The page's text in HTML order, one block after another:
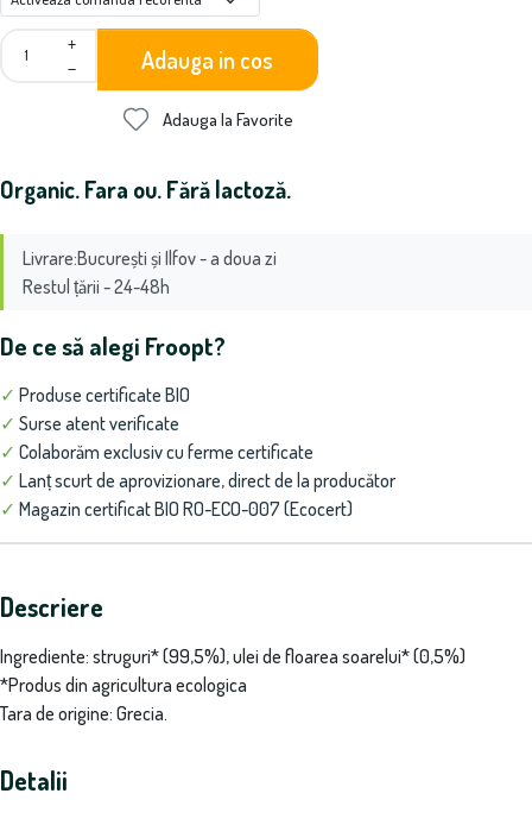
Organic. Fara ou. Fără lactoză.
+
−
Adauga in cos
Adauga la Favorite
Livrare:București și Ilfov - a doua zi
Restul țării - 24-48h
De ce să alegi Froopt?
✓ Produse certificate BIO
✓ Surse atent verificate
✓ Colaborăm exclusiv cu ferme certificate
✓ Lanț scurt de aprovizionare, direct de la producător
✓ Magazin certificat BIO RO-ECO-007 (Ecocert)
Descriere
Ingrediente: struguri* (99,5%), ulei de floarea soarelui* (0,5%)
*Produs din agricultura ecologica
Tara de origine: Grecia.
Detalii